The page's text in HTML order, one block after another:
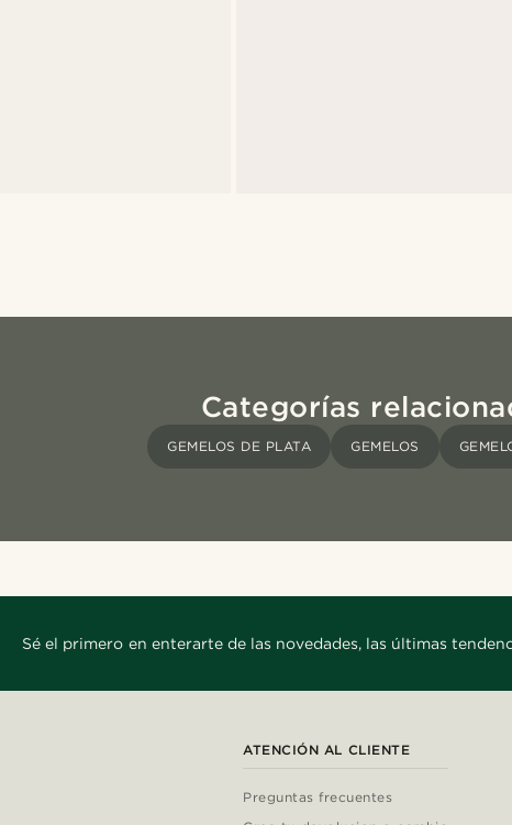
Categorías
GEMELOS DE PLATA GEMELOS
Sé el primero en enterarte de las novedades, las últimas
ATENCIÓN AL CLIENTE
Preguntas frecuentes